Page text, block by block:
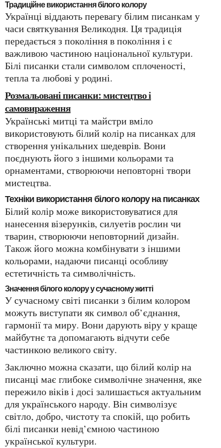
Традиційне використання білого колору
Українці віддають перевагу білим писанкам у
часи святкування Великодня. Ця традиція
передається з покоління в покоління і є
важливою частиною національної культури.
Білі писанки стали символом сплоченості,
тепла та любові у родині.
Розмальовані писанки: мистецтво і
самовираження
Українські митці та майстри вміло
використовують білий колір на писанках для
створення унікальних шедеврів. Вони
поєднують його з іншими кольорами та
орнаментами, створюючи неповторні твори
мистецтва.
Техніки використання білого колору на писанках
Білий колір може використовуватися для
нанесення візерунків, силуетів рослин чи
тварин, створюючи неповторний дизайн.
Також його можна комбінувати з іншими
кольорами, надаючи писанці особливу
естетичність та символічність.
Значення білого колору у сучасному житті
У сучасному світі писанки з білим колором
можуть виступати як символ об’єднання,
гармонії та миру. Вони дарують віру у краще
майбутнє та допомагають відчути себе
частинкою великого світу.
Заключно можна сказати, що білий колір на
писанці має глибоке символічне значення, яке
пережило віків і досі залишається актуальним
для українського народу. Він символізує
світло, добро, чистоту та спокій, що робить
білі писанки невід’ємною частиною
української культури.